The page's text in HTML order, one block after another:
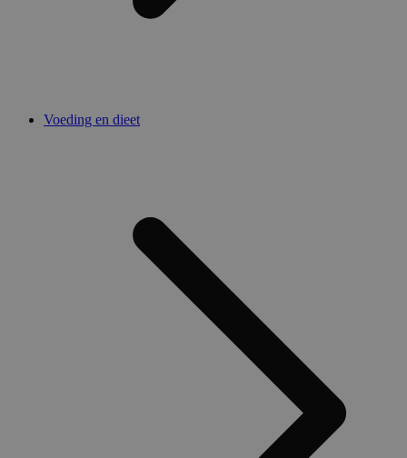
Voeding en dieet